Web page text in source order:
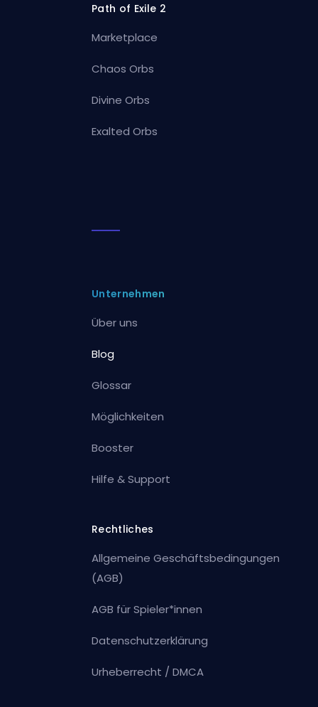
Path of Exile 2
Marketplace
Chaos Orbs
Divine Orbs
Exalted Orbs
Unternehmen
Über uns
Blog
Glossar
Möglichkeiten
Booster
Hilfe & Support
Rechtliches
Allgemeine Geschäftsbedingungen
(AGB)
AGB für Spieler*innen
Datenschutzerklärung
Urheberrecht / DMCA